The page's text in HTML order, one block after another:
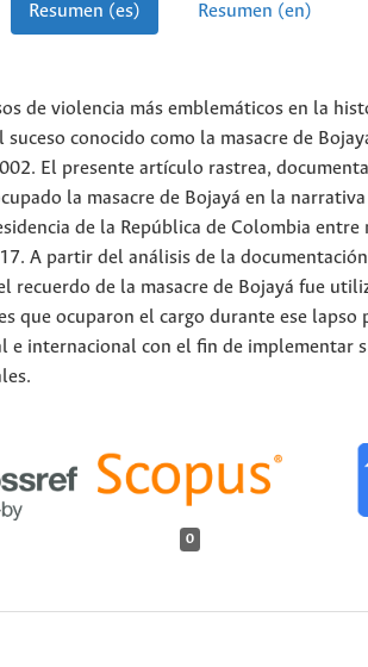
Resumen (es) Resumen (en)
de violencia más emblemáticos en la
suceso conocido como la masacre de
El presente artículo rastrea,
la masacre de Bojayá en la
de la República de Colombia entre
A partir del análisis de la
recuerdo de la masacre de Bojayá fue
que ocuparon el cargo durante ese lapso
e internacional con el fin de implementar
0